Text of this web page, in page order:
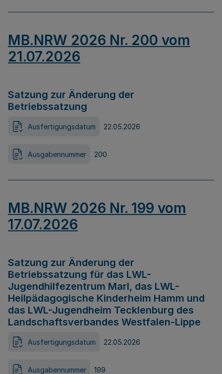
MB.NRW 2026 Nr. 200 vom
21.07.2026
Satzung zur Änderung der
Betriebssatzung
Ausfertigungsdatum 22.05.2026
Ausgabennummer 200
MB.NRW 2026 Nr. 199 vom
17.07.2026
Satzung zur Änderung der
Betriebssatzung für das LWL-
Jugendhilfezentrum Marl, das LWL-
Heilpädagogische Kinderheim Hamm und
das LWL-Jugendheim Tecklenburg des
Landschaftsverbandes Westfalen-Lippe
Ausfertigungsdatum 22.05.2026
Ausgabennummer 199